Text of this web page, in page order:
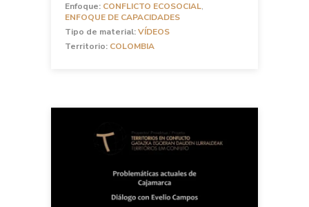
Enfoque: CONFLICTO ECOSOCIAL,
ENFOQUE DE CAPACIDADES
Tipo de material:VÍDEOS
Territorio: COLOMBIA